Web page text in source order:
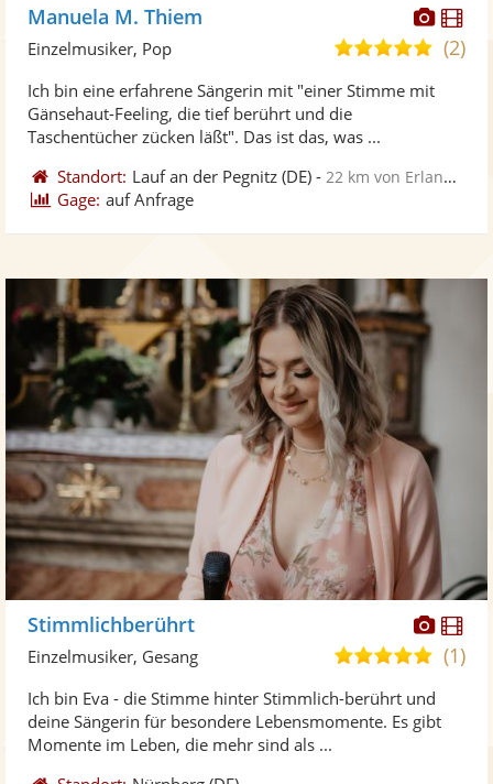
Manuela M. Thiem
5,0
5
(2)
Einzelmusiker, Pop
Ich bin eine erfahrene Sängerin mit "einer Stimme mit
Gänsehaut-Feeling, die tief berührt und die
Taschentücher zücken läßt". Das ist das, was ...
Standort: Lauf an der Pegnitz (DE) - 22 km von Erlangen
Gage: auf Anfrage
Stimmlichberührt
5,0
5
(1)
Einzelmusiker, Gesang
Ich bin Eva - die Stimme hinter Stimmlich-berührt und
deine Sängerin für besondere Lebensmomente. Es gibt
Momente im Leben, die mehr sind als ...